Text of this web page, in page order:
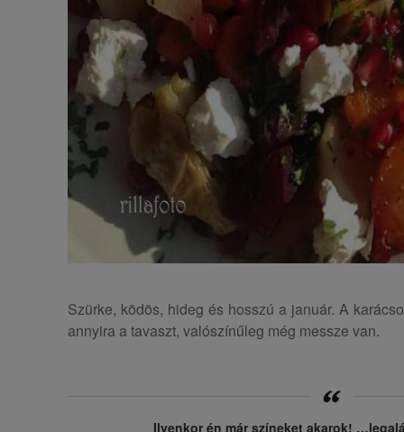
Szürke, ködös, hideg és hosszú a január. A
annyira a tavaszt, valószínűleg még messze van.
Ilyenkor én már színeket akarok!